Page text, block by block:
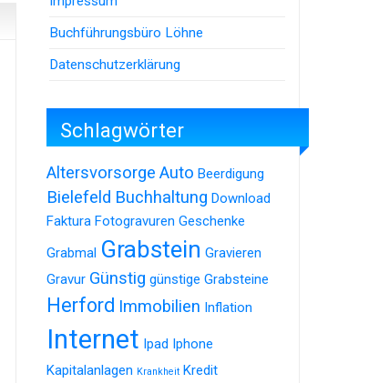
Buchführungsbüro Löhne
Datenschutzerklärung
Schlagwörter
Altersvorsorge Auto Beerdigung
Bielefeld Buchhaltung Download
Faktura Fotogravuren Geschenke
Grabmal Grabstein Gravieren
Gravur Günstig günstige Grabsteine
Herford Immobilien Inflation
Internet Ipad Iphone
Kapitalanlagen Krankheit Kredit